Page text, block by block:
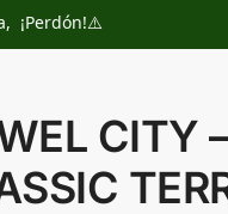
¡Perdón!⚠️
CITY